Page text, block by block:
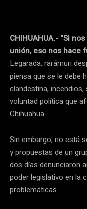
CHIHUAHUA.- “Si
unión, eso nos hace
Legarada, rarámuri
piensa que se le debe
clandestina,
voluntad política que
Chihuahua.
Sin embargo, no está
y propuestas de un
dos días denunciaron
poder legislativo en la
problemáticas.